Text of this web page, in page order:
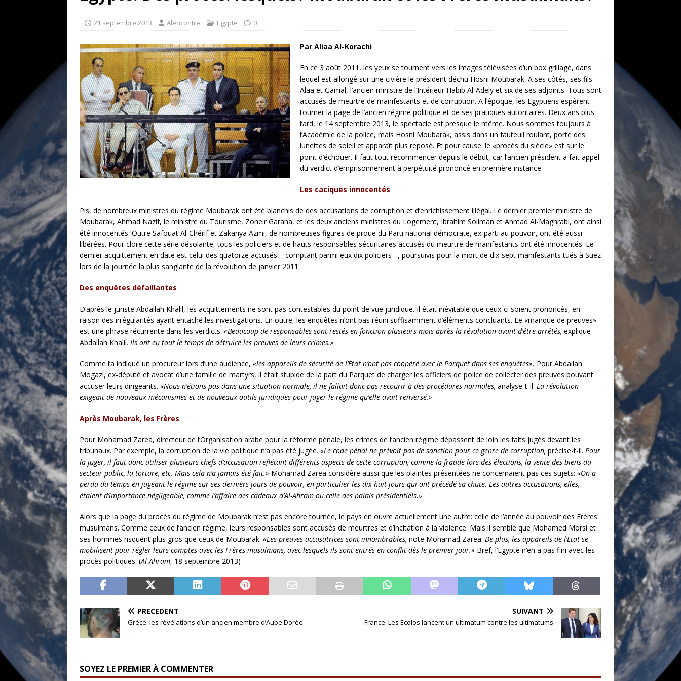
«Le discours de Trump sur la “fraude électorale” était une blague de mauvais
goût… et une menace»
ETATS-UNIS
[ 14 juin 2020 ] Brésil. Les vies noires comptent: l’urgence de la démilitarisation de la Police militaire
* LA UNE
21 septembre 2013 Alencontre Egypte 0
Par Aliaa Al-Korachi
En ce 3 août 2011, les yeux se tournent vers les images télévisées d’un box grillagé, dans
lequel est allongé sur une civière le président déchu Hosni Moubarak. A ses côtés, ses fils
Alaa et Gamal, l’ancien ministre de l’Intérieur Habib Al-Adely et six de ses adjoints. Tous sont
accusés de meurtre de manifestants et de corruption. A l’époque, les Egyptiens espèrent
tourner la page de l’ancien régime politique et de ses pratiques autoritaires. Deux ans plus
tard, le 14 septembre 2013, le spectacle est presque le même. Nous sommes toujours à
l’Académie de la police, mais Hosni Moubarak, assis dans un fauteuil roulant, porte des
lunettes de soleil et apparaît plus reposé. Et pour cause: le «procès du siècle» est sur le
point d’échouer. Il faut tout recommencer depuis le début, car l’ancien président a fait appel
du verdict d’emprisonnement à perpétuité prononcé en première instance.
Les caciques innocentés
Pis, de nombreux ministres du régime Moubarak ont été blanchis de des accusations de corruption et d’enrichissement illégal. Le dernier premier ministre de
Moubarak, Ahmad Nazif, le ministre du Tourisme, Zoheir Garana, et les deux anciens ministres du Logement, Ibrahim Soliman et Ahmad Al-Maghrabi, ont ainsi
été innocentés. Outre Safouat Al-Chérif et Zakariya Azmi, de nombreuses figures de proue du Parti national démocrate, ex-parti au pouvoir, ont été aussi
libérées. Pour clore cette série désolante, tous les policiers et de hauts responsables sécuritaires accusés du meurtre de manifestants ont été innocentés. Le
dernier acquittement en date est celui des quatorze accusés – comptant parmi eux dix policiers –, poursuivis pour la mort de dix-sept manifestants tués à Suez
lors de la journée la plus sanglante de la révolution de janvier 2011.
Des enquêtes défaillantes
D’après le juriste Abdallah Khalil, les acquittements ne sont pas contestables du point de vue juridique. Il était inévitable que ceux-ci soient prononcés, en
raison des irrégularités ayant entaché les investigations. En outre, les enquêtes n’ont pas réuni suffisamment d’éléments concluants. Le «manque de preuves»
est une phrase récurrente dans les verdicts. «Beaucoup de responsables sont restés en fonction plusieurs mois après la révolution avant d’être arrêtés, explique
Abdallah Khalil. Ils ont eu tout le temps de détruire les preuves de leurs crimes.»
Comme l’a indiqué un procureur lors d’une audience, «les appareils de sécurité de l’Etat n’ont pas coopéré avec le Parquet dans ses enquêtes». Pour Abdallah
Mogazi, ex-député et avocat d’une famille de martyrs, il était stupide de la part du Parquet de charger les officiers de police de collecter des preuves pouvant
accuser leurs dirigeants. «Nous n’étions pas dans une situation normale, il ne fallait donc pas recourir à des procédures normales, analyse-t-il. La révolution
exigeait de nouveaux mécanismes et de nouveaux outils juridiques pour juger le régime qu’elle avait renversé.»
Après Moubarak, les Frères
Pour Mohamad Zarea, directeur de l’Organisation arabe pour la réforme pénale, les crimes de l’ancien régime dépassent de loin les faits jugés devant les
tribunaux. Par exemple, la corruption de la vie politique n’a pas été jugée. «Le code pénal ne prévoit pas de sanction pour ce genre de corruption, précise-t-il. Pour
la juger, il faut donc utiliser plusieurs chefs d’accusation reflétant différents aspects de cette corruption, comme la fraude lors des élections, la vente des biens du
secteur public, la torture, etc. Mais cela n’a jamais été fait.» Mohamad Zarea considère aussi que les plaintes présentées ne concernaient pas ces sujets: «On a
perdu du temps en jugeant le régime sur ses derniers jours de pouvoir, en particulier les dix-huit jours qui ont précédé sa chute. Les autres accusations, elles,
étaient d’importance négligeable, comme l’affaire des cadeaux d’Al-Ahram ou celle des palais présidentiels.»
Alors que la page du procès du régime de Moubarak n’est pas encore tournée, le pays en ouvre actuellement une autre: celle de l’année au pouvoir des Frères
musulmans. Comme ceux de l’ancien régime, leurs responsables sont accusés de meurtres et d’incitation à la violence. Mais il semble que Mohamed Morsi et
ses hommes risquent plus gros que ceux de Moubarak. «Les preuves accusatrices sont innombrables, note Mohamad Zarea. De plus, les appareils de l’Etat se
mobilisent pour régler leurs comptes avec les Frères musulmans, avec lesquels ils sont entrés en conflit dès le premier jour.» Bref, l’Egypte n’en a pas fini avec les
procès politiques. (Al Ahram, 18 septembre 2013)
PRÉCÉDENT
Grèce: les révé­la­tions d’un ancien membre d’Aube Dorée
SUIVANT
France. Les Ecolos lancent un ultimatum contre les ultimatums
SOYEZ LE PREMIER À COMMENTER